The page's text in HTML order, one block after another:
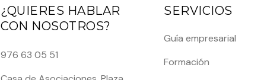
¿QUIERES HABLAR
CON NOSOTROS?
976 63 05 51
SERVICIOS
Guía empresarial
Formación